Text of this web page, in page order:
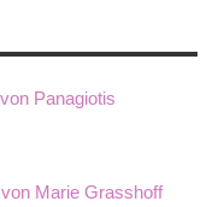
Panagiotis
Marie Grasshoff